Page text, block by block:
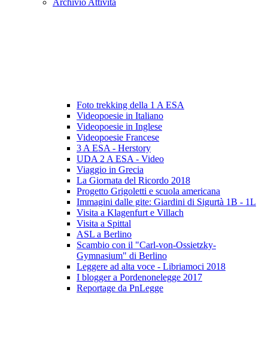
Archivio Attività
Foto trekking della 1 A ESA
Videopoesie in Italiano
Videopoesie in Inglese
Videopoesie Francese
3 A ESA - Herstory
UDA 2 A ESA - Video
Viaggio in Grecia
La Giornata del Ricordo 2018
Progetto Grigoletti e scuola americana
Immagini dalle gite: Giardini di Sigurtà 1B - 1L
Visita a Klagenfurt e Villach
Visita a Spittal
ASL a Berlino
Scambio con il "Carl-von-Ossietzky-
Gymnasium" di Berlino
Leggere ad alta voce - Libriamoci 2018
I blogger a Pordenonelegge 2017
Reportage da PnLegge